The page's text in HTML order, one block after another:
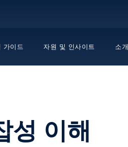
텐
로
가이드 자원 및 인사이트 소개
성 이해